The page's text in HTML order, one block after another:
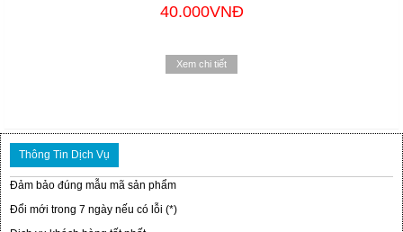
40.000VNĐ
Xem chi tiết
Thông Tin Dịch Vụ
Đảm bảo đúng mẫu mã sản phẩm
Đổi mới trong 7 ngày nếu có lỗi (*)